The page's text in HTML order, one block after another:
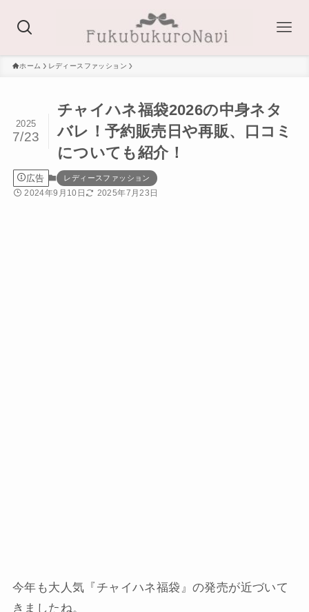
ホーム レディースファッション
チャイハネ福袋2026の中身ネタ
バレ！予約販売日や再販、口コミ
についても紹介！
2025
7/23
広告 レディースファッション
2024年9月10日 2025年7月23日
今年も大人気『チャイハネ福袋』の発売が近づいて
きましたね。